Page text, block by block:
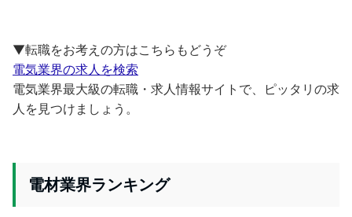
▼転職をお考えの方はこちらもどうぞ
電気業界の求人を検索
電気業界最大級の転職・求人情報サイトで、ピッタリの求
人を見つけましょう。
電材業界ランキング